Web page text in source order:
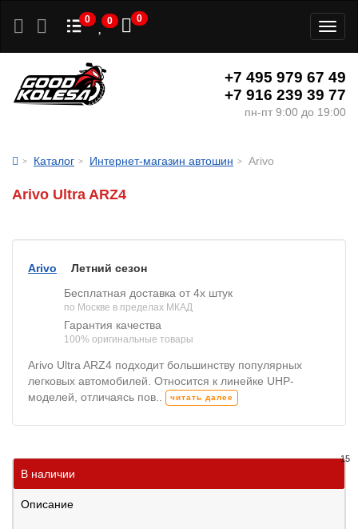
0 0 0
+7 495 979 67 49
+7 916 239 39 77
пн-пт 9:00 до 19:00
Каталог Интернет-магазин автошин Arivo
Arivo Ultra ARZ4
Arivo
Летний сезон
Бесплатная доставка от 4х штук
по Москве в пределах МКАД
Гарантия качества
100% оригинальные товары
Arivo Ultra ARZ4 подходит большинству популярных
легковых автомобилей. Относится к линейке UHP-
моделей, отличаясь пов..
читать далее
В наличии
15
Описание